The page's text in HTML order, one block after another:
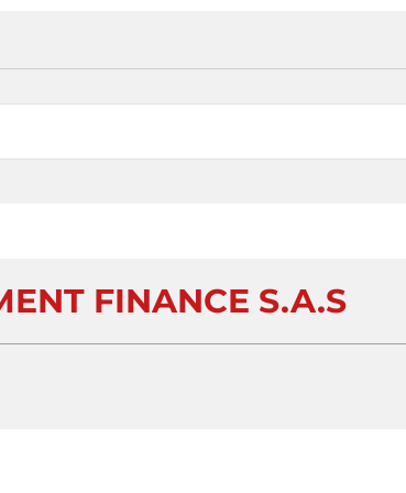
FINANCE S.A.S